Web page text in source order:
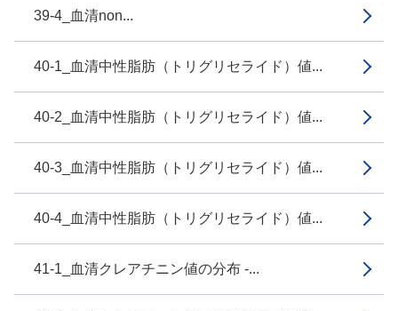
39-4_血清non...
40-1_血清中性脂肪（トリグリセライド）値...
40-2_血清中性脂肪（トリグリセライド）値...
40-3_血清中性脂肪（トリグリセライド）値...
40-4_血清中性脂肪（トリグリセライド）値...
41-1_血清クレアチニン値の分布 -...